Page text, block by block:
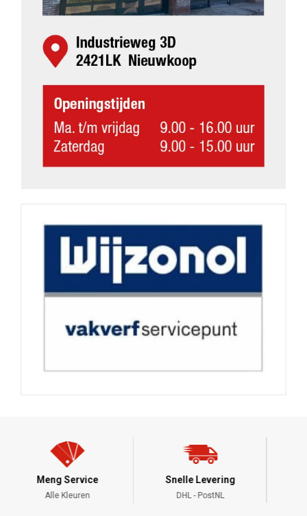
Snelle Levering
DHL - PostNL
24/7 Bestellen
Altijd Online